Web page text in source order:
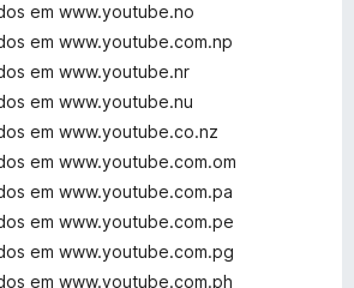
em www.youtube.no
em www.youtube.com.np
em www.youtube.nr
em www.youtube.nu
em www.youtube.co.nz
em www.youtube.com.om
em www.youtube.com.pa
em www.youtube.com.pe
em www.youtube.com.pg
em www.youtube.com.ph